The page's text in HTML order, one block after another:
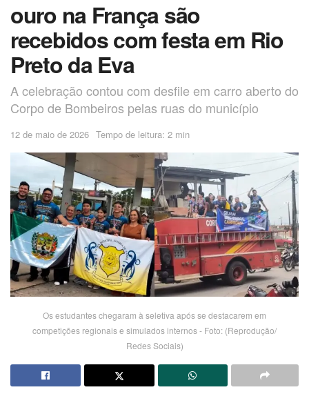
ouro na França são
recebidos com festa em Rio
Preto da Eva
A celebração contou com desfile em carro aberto do
Corpo de Bombeiros pelas ruas do município
12 de maio de 2026 Tempo de leitura: 2 min
Os estudantes chegaram à seletiva após se destacarem em
competições regionais e simulados internos - Foto: (Reprodução/
Redes Sociais)